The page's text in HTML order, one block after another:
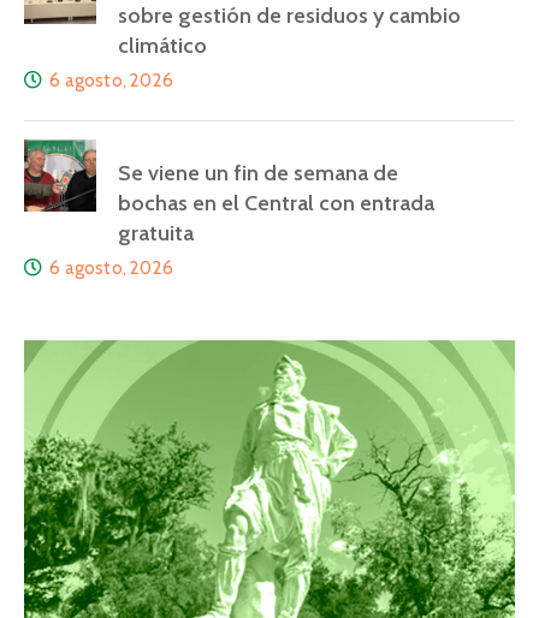
sobre gestión de residuos y cambio
climático
6 agosto, 2026
Se viene un fin de semana de
bochas en el Central con entrada
gratuita
6 agosto, 2026